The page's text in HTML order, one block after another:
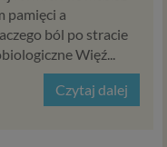
pamięci a
ból po stracie
Więź...
Czytaj dalej
na podstawie Twojej
Na podstawie tej
o Twojej
będą
Ci reklam produktów
dopasowanych